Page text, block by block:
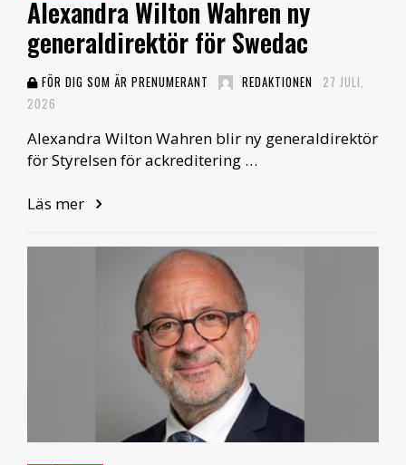
Alexandra Wilton Wahren ny
generaldirektör för Swedac
FÖR DIG SOM ÄR PRENUMERANT REDAKTIONEN
27 JULI,
2026
Alexandra Wilton Wahren blir ny generaldirektör
för Styrelsen för ackreditering …
Läs mer